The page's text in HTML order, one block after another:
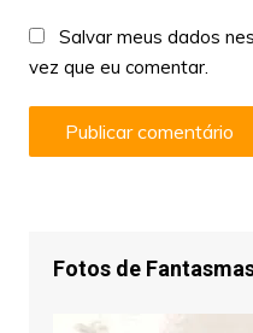
Salvar meus dados
vez que eu comentar.
Fotos de